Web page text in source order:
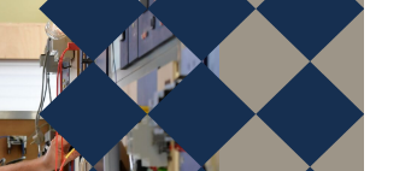
Mon Co-valent